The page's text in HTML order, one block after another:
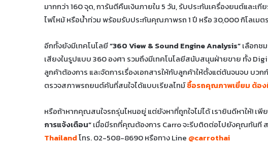
มากกว่า 160 จุด, การันตีคืนเงินภายใน 5 วัน, รับประกันเครื่องยนต์และเ
ไฟไหม้ หรือน้ำท่วม พร้อมรับประกันคุณภาพรถ 1 ปี หรือ 30,000 กิโลเมต
อีกทั้งยังมีเทคโนโลยี“360 View & Sound Engine Analysis”เลือกช
เสียงในรูปแบบ 360 องศา รวมถึงมีเทคโนโลยีสนับสนุนฝ่ายขาย ทั้ง
ลูกค้าต้องการ และจัดการเรื่องเอกสารให้กับลูกค้าให้ตั้งแต่ต้นจนจบ บ
ตรวจสภาพรถยนต์คันที่สนใจได้แบบเรียลไทม์ซื้อรถคุณภาพเยี่ยม ต้อ
หรือถ้าหากคุณสนใจรถรุ่นไหนอยู่ แต่ยังหาที่ถูกใจไม่ได้ เรายินดีหาให้! เ
การแจ้งเตือน”เมื่อมีรถที่คุณต้องการ Carro จะรีบติดต่อไปยังคุณทันที
Thailandโทร. 02-508-8690 หรือทาง Line @carrothai